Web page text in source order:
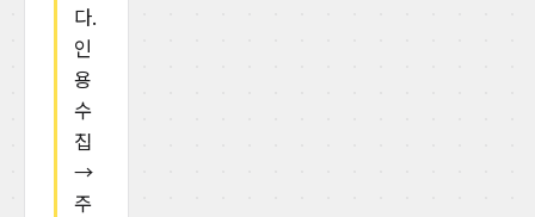
다.
인
용
수
집
→
주